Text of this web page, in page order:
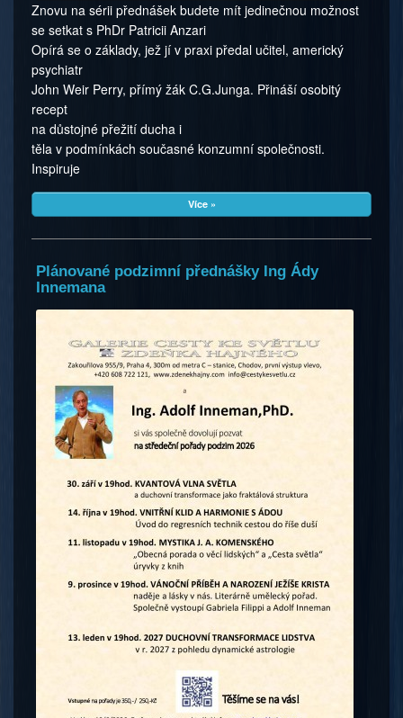
Znovu na sérii přednášek budete mít jedinečnou možnost
se setkat s PhDr Patricii Anzari
Opírá se o základy, jež jí v praxi předal učitel, americký
psychiatr
John Weir Perry, přímý žák C.G.Junga. Přináší osobitý
recept
na důstojné přežití ducha i
těla v podmínkách současné konzumní společnosti.
Inspiruje
Více »
Plánované podzimní přednášky Ing Ády
Innemana